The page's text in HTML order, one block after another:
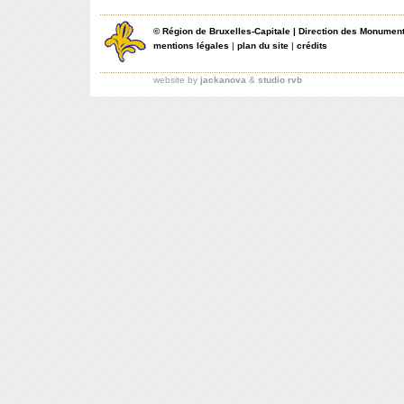
©Région de Bruxelles-Capitale | Direction des
mentions légales | plan du site | crédits
website by jackanova & studio rvb